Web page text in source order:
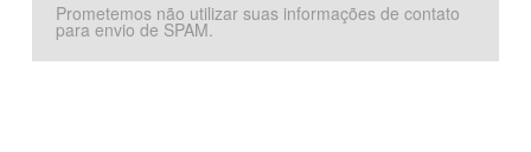
Prometemos não utilizar suas informações de contato
para envio de SPAM.